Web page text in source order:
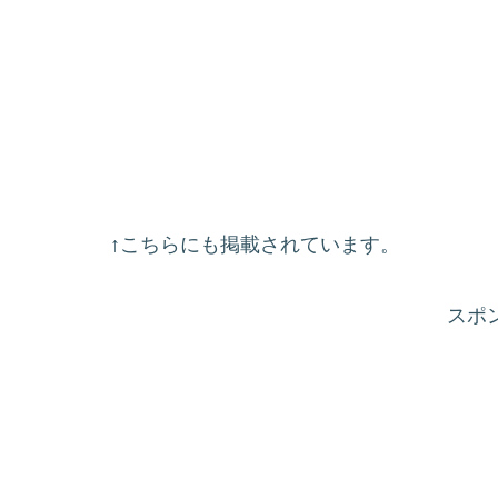
↑こちらにも掲載されています。
スポ